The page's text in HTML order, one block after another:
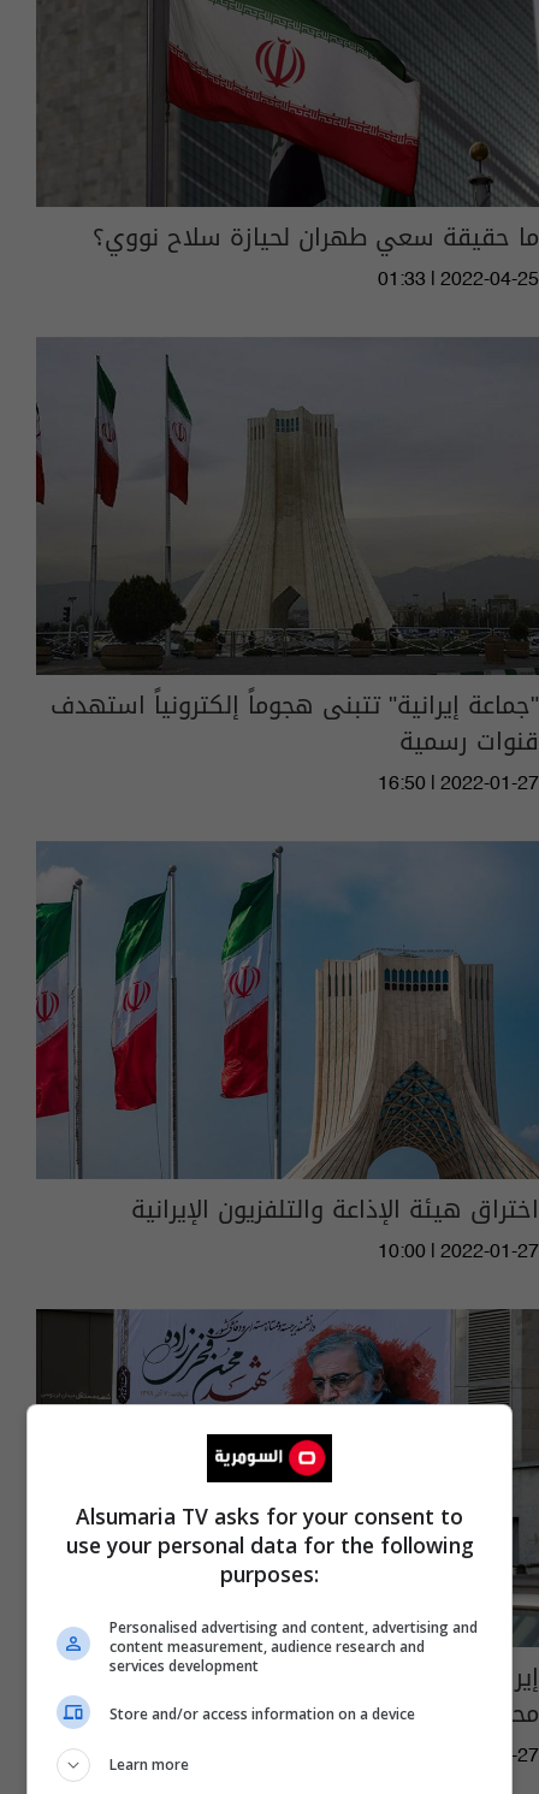
ما حقيقة سعي طهران لحيازة سلاح نووي؟
01:33 | 2022-04-25
"جماعة إيرانية" تتبنى هجوماً إلكترونياً استهدف
قنوات رسمية
16:50 | 2022-01-27
اختراق هيئة الإذاعة والتلفزيون الإيرانية
10:00 | 2022-01-27
إيران تكشف عن تفاصيل جديدة متعلقة بإغتيال
محسن فخري زاده
07:01 | 2021-11-27
Alsumaria TV asks for your consent to
use your personal data for the following
purposes:
Personalised advertising and content, advertising and
content measurement, audience research and
services development
Store and/or access information on a device
Learn more